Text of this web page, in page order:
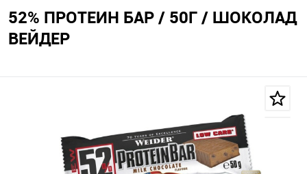
52% ПРОТЕИН БАР / 50Г / ШОКОЛАД
ВЕЙДЕР